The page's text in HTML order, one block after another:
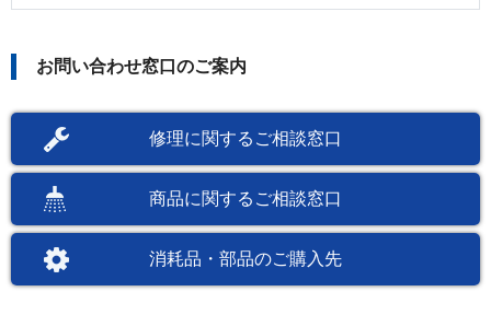
お問い合わせ窓口のご案内
修理に関するご相談窓口
商品に関するご相談窓口
消耗品・部品のご購入先